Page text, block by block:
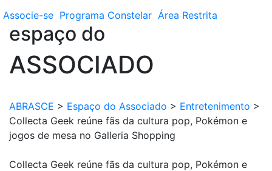
Associe-se Programa Constelar Área Restrita
espaço do
ASSOCIADO
ABRASCE > Espaço do Associado > Entretenimento >
Collecta Geek reúne fãs da cultura pop, Pokémon e
jogos de mesa no Galleria Shopping
Collecta Geek reúne fãs da cultura pop, Pokémon e